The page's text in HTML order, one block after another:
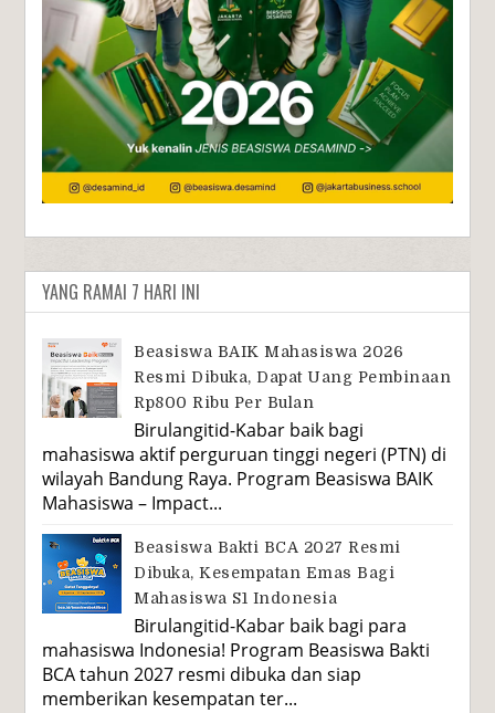
YANG RAMAI 7 HARI INI
Beasiswa BAIK Mahasiswa 2026
Resmi Dibuka, Dapat Uang Pembinaan
Rp800 Ribu Per Bulan
Birulangitid-Kabar baik bagi
mahasiswa aktif perguruan tinggi negeri (PTN) di
wilayah Bandung Raya. Program Beasiswa BAIK
Mahasiswa – Impact...
Beasiswa Bakti BCA 2027 Resmi
Dibuka, Kesempatan Emas Bagi
Mahasiswa S1 Indonesia
Birulangitid-Kabar baik bagi para
mahasiswa Indonesia! Program Beasiswa Bakti
BCA tahun 2027 resmi dibuka dan siap
memberikan kesempatan ter...